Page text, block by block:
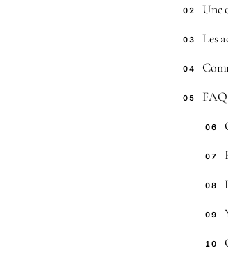
02 Une
03 Les
04
05 FAQ
06
07
08
09
10